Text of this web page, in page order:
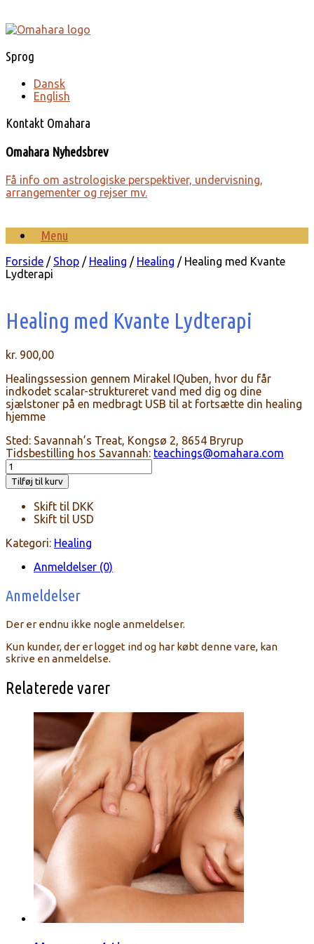
til
indhold
Sprog
Dansk
English
Kontakt Omahara
Omahara Nyhedsbrev
Få info om astro­lo­giske perspek­tiver, under­visning,
arrange­menter og rejser mv.
Menu
Forside / Shop / Healing / Healing / Healing med Kvante
Lydterapi
Healing med Kvante Lydterapi
kr. 900,00
Healingssession gennem Mirakel IQuben, hvor du får
indkodet scalar-struktureret vand med dig og dine
sjælstoner på en medbragt USB til at fortsætte din healing
hjemme
Sted: Savannah’s Treat, Kongsø 2, 8654 Bryrup
Tidsbestilling hos Savannah: teachings@omahara.com
Healing
med
Kvante
Lydterapi
antal
Tilføj til kurv
Skift til DKK
Skift til USD
Kategori: Healing
Anmeldelser (0)
Anmeldelser
Der er endnu ikke nogle anmeldelser.
Kun kunder, der er logget ind og har købt denne vare, kan
skrive en anmeldelse.
Relaterede varer